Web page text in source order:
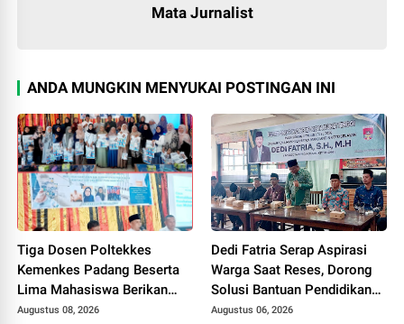
Mata Jurnalist
ANDA MUNGKIN MENYUKAI POSTINGAN INI
Tiga Dosen Poltekkes
Kemenkes Padang Beserta
Lima Mahasiswa Berikan
Pelatihan Kesehatan Gigi
Augustus 08, 2026
Dedi Fatria Serap Aspirasi
Warga Saat Reses, Dorong
Solusi Bantuan Pendidikan
Mahasiswa Melalui Baznas
Augustus 06, 2026